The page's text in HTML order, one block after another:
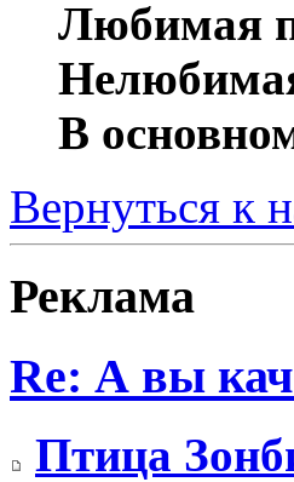
Любимая
В
Вернуться к
Реклама
Re: А вы
Птица